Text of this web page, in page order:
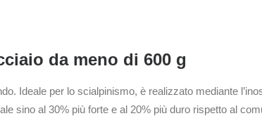
da meno di 600 g
Ideale per lo scialpinismo, è realizzato mediante
sino al 30% più forte e al 20% più duro rispetto al